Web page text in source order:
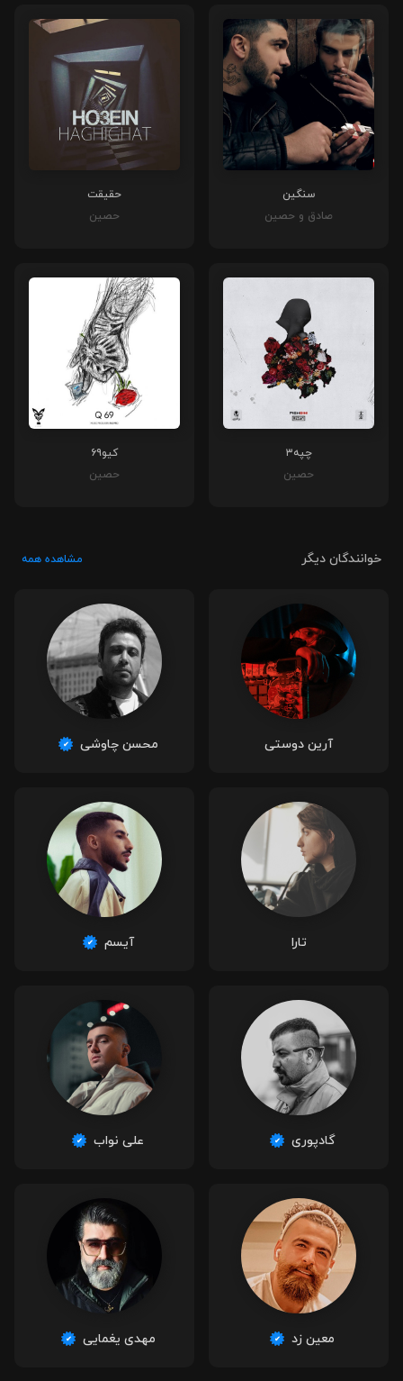
سنگین
صادق و حصین
حقیقت
حصین
چپه۳
حصین
کیو۶۹
حصین
خوانندگان دیگر مشاهده همه
آرین دوستی محسن چاوشی
تارا آیسم
گادپوری علی نواب
معین زد مهدی یغمایی